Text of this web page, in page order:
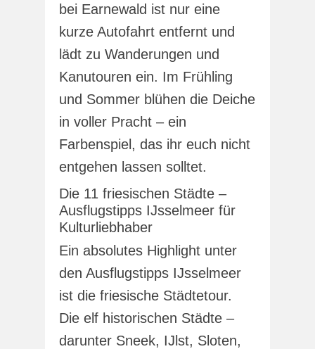
bei Earnewald ist nur eine
kurze Autofahrt entfernt und
lädt zu Wanderungen und
Kanutouren ein. Im Frühling
und Sommer blühen die Deiche
in voller Pracht – ein
Farbenspiel, das ihr euch nicht
entgehen lassen solltet.
Die 11 friesischen Städte –
Ausflugstipps IJsselmeer für
Kulturliebhaber
Ein absolutes Highlight unter
den Ausflugstipps IJsselmeer
ist die friesische Städtetour.
Die elf historischen Städte –
darunter Sneek, IJlst, Sloten,